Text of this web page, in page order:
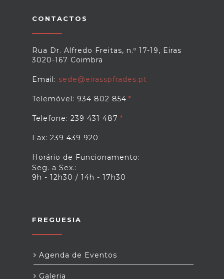
CONTACTOS
Rua Dr. Alfredo Freitas, n.º 17-19, Eiras
3020-167 Coimbra
Email: sede@eirasspfrades.pt
Telemóvel: 934 802 854
Telefone: 239 431 487
Fax: 239 439 920
Horário de Funcionamento:
Seg. a Sex.:
9h - 12h30 / 14h - 17h30
FREGUESIA
Agenda de Eventos
Galeria